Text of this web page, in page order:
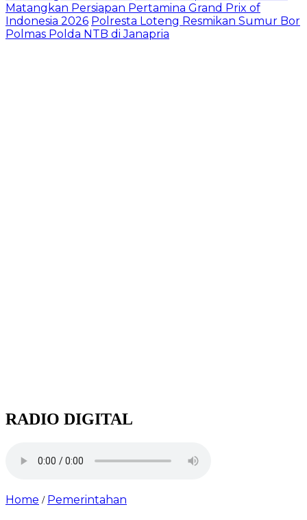
Matangkan Persiapan Pertamina Grand Prix of
Indonesia 2026 Polresta Loteng Resmikan Sumur Bor
Polmas Polda NTB di Janapria
RADIO DIGITAL
Home / Pemerintahan